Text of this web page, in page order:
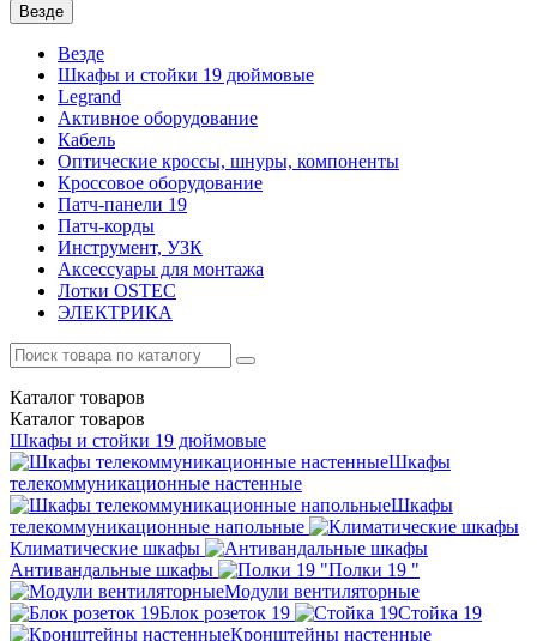
Везде
Везде
Шкафы и стойки 19 дюймовые
Legrand
Активное оборудование
Кабель
Оптические кроссы, шнуры, компоненты
Кроссовое оборудование
Патч-панели 19
Патч-корды
Инструмент, УЗК
Аксессуары для монтажа
Лотки OSTEC
ЭЛЕКТРИКА
Каталог товаров
Каталог товаров
Шкафы и стойки 19 дюймовые
Шкафы
телекоммуникационные настенные
Шкафы
телекоммуникационные напольные
Климатические шкафы
Антивандальные шкафы
Полки 19 "
Модули вентиляторные
Блок розеток 19
Стойка 19
Кронштейны настенные